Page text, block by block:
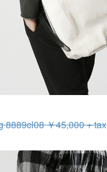
8889cl08 ￥45,000 + tax